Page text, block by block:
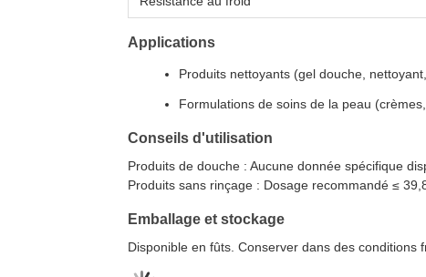
Applications
Produits nettoyants (gel douche,
Formulations de soins de la peau
Conseils d'utilisation
Produits de douche : Aucune donnée spécifique
Produits sans rinçage : Dosage recommandé ≤
Emballage et stockage
Disponible en fûts. Conserver dans des